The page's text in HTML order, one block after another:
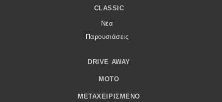
CLASSIC
Νέα
Παρουσιάσεις
DRIVE AWAY
MOTO
ΜΕΤΑΧΕΙΡΙΣΜΈΝΟ